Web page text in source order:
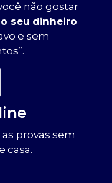
não gostar
seu dinheiro
e sem
as provas sem
casa.